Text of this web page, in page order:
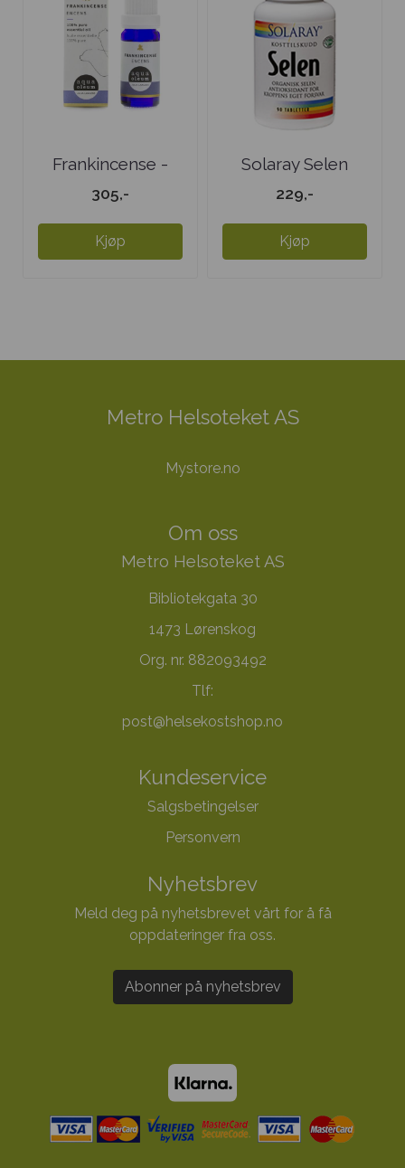
Frankincense -
eterisk olje
305,-
Kjøp
Solaray Selen
229,-
Kjøp
Metro Helsoteket AS
Mystore.no
Om oss
Metro Helsoteket AS
Bibliotekgata 30
1473 Lørenskog
Org. nr. 882093492
Tlf:
post@helsekostshop.no
Kundeservice
Salgsbetingelser
Personvern
Nyhetsbrev
Meld deg på nyhetsbrevet vårt for å få
oppdateringer fra oss.
Abonner på nyhetsbrev